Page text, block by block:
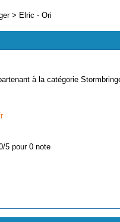
> Elric - Ori
à la catégorie
5 pour 0 note